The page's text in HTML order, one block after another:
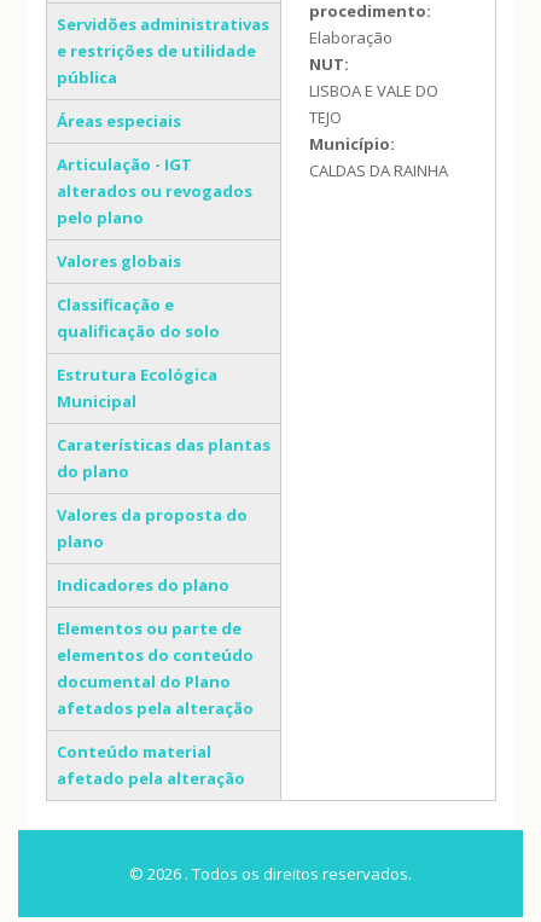
Servidões administrativas
e restrições de utilidade
pública
Áreas especiais
Articulação - IGT
alterados ou revogados
pelo plano
Valores globais
Classificação e
qualificação do solo
Estrutura Ecológica
Municipal
Caraterísticas das plantas
do plano
Valores da proposta do
plano
Indicadores do plano
Elementos ou parte de
elementos do conteúdo
documental do Plano
afetados pela alteração
Conteúdo material
afetado pela alteração
procedimento:
Elaboração
NUT:
LISBOA E VALE DO
TEJO
Município:
CALDAS DA RAINHA
© 2026 . Todos os direitos reservados.